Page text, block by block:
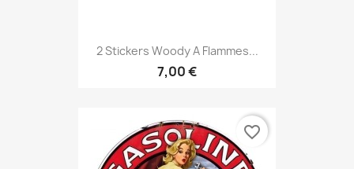
2 Stickers Woody A Flammes...
7,00 €
favorite_border